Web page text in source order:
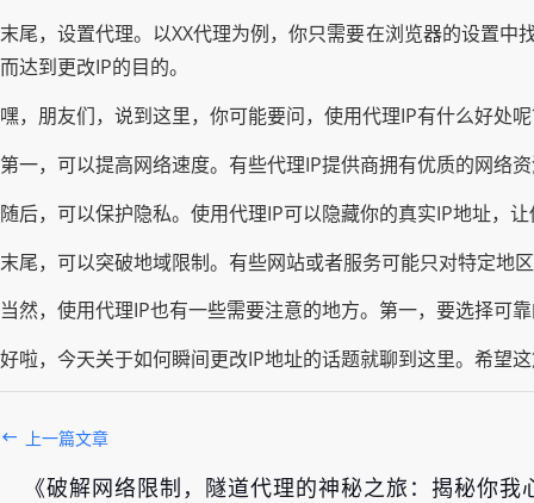
末尾，设置代理。以XX代理为例，你只需要在浏览器的设置
而达到更改IP的目的。
嘿，朋友们，说到这里，你可能要问，使用代理IP有什么好处
第一，可以提高网络速度。有些代理IP提供商拥有优质的网络
随后，可以保护隐私。使用代理IP可以隐藏你的真实IP地址，
末尾，可以突破地域限制。有些网站或者服务可能只对特定地
当然，使用代理IP也有一些需要注意的地方。第一，要选择可
好啦，今天关于如何瞬间更改IP地址的话题就聊到这里。希望
上一篇文章
《破解网络限制，隧道代理的神秘之旅：揭秘你